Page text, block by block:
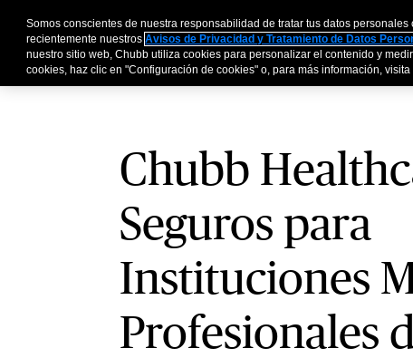
Personas y Familias
Chubb
Seguros para
Instituciones
Profesionales
Somos conscientes de nuestra responsabilidad de tratar tus datos
recientemente nuestrosAvisos de Privacidad y Tratamiento de Datos
nuestro sitio web, Chubb utiliza cookies para personalizar el contenido y
cookies, haz clic en "Configuración de cookies" o, para más información, visita